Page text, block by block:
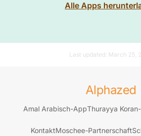
Alle Apps
Last updated: March 25,
Alphazed
Amal Arabisch-AppThurayya
KontaktMoschee-Partnerschaft